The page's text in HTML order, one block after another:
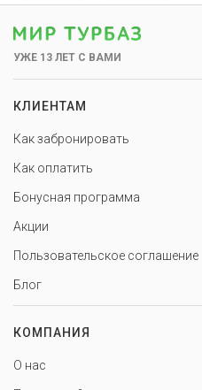
УЖЕ 13 ЛЕТ С ВАМИ
КЛИЕНТАМ
Как забронировать
Как оплатить
Бонусная программа
Акции
Пользовательское соглашение
Блог
КОМПАНИЯ
О нас